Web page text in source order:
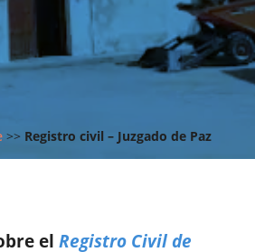
>> Registro civil – Juzgado de Paz
el Registro Civil de